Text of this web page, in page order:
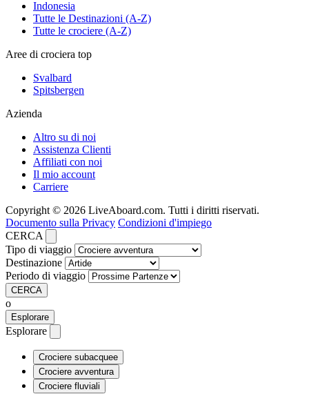
Indonesia
Tutte le Destinazioni (A-Z)
Tutte le crociere (A-Z)
Aree di crociera top
Svalbard
Spitsbergen
Azienda
Altro su di noi
Assistenza Clienti
Affiliati con noi
Il mio account
Carriere
Copyright © 2026 LiveAboard.com. Tutti i diritti riservati.
Documento sulla Privacy Condizioni d'impiego
CERCA
Tipo di viaggio
Destinazione
Periodo di viaggio
CERCA
o
Esplorare
Esplorare
Crociere subacquee
Crociere avventura
Crociere fluviali